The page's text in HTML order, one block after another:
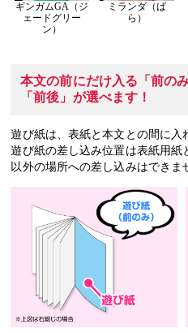
ギンガムGA（ジ
ェードグリー
ン）
ミランダ（ば
ら）
本文の前にだけ入る 「前の
「前後」 が選べます！
遊び紙は、表紙と本文との間に入
遊び紙の差し込み位置は表紙用
以外の場所への差し込みはできま